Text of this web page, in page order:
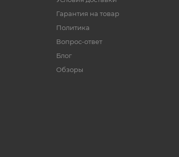
Гарантия на товар
Политика
Вопрос-ответ
Блог
Обзоры